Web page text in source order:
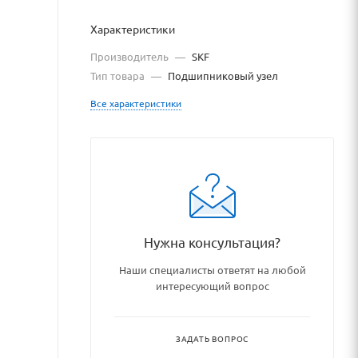
Характеристики
Производитель — SKF
Тип товара — Подшипниковый узел
Все характеристики
Нужна консультация?
Наши специалисты ответят на любой
интересующий вопрос
ЗАДАТЬ ВОПРОС